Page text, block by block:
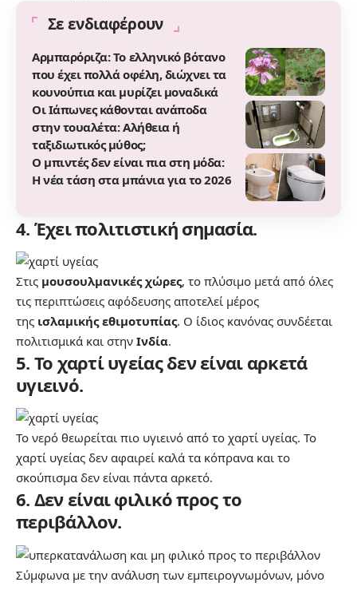
Σε ενδιαφέρουν
Αρμπαρόριζα: Το ελληνικό βότανο
που έχει πολλά οφέλη, διώχνει τα
κουνούπια και μυρίζει μοναδικά
Οι Ιάπωνες κάθονται ανάποδα
στην τουαλέτα: Αλήθεια ή
ταξιδιωτικός μύθος;
Ο μπιντές δεν είναι πια στη μόδα:
Η νέα τάση στα μπάνια για το 2026
4. Έχει πολιτιστική σημασία.
Στις μουσουλμανικές χώρες, το πλύσιμο μετά από όλες
τις περιπτώσεις αφόδευσης αποτελεί μέρος
της ισλαμικής εθιμοτυπίας. Ο ίδιος κανόνας συνδέεται
πολιτισμικά και στην Ινδία.
5. Το χαρτί υγείας δεν είναι αρκετά
υγιεινό.
Το νερό θεωρείται πιο υγιεινό από το χαρτί υγείας. Το
χαρτί υγείας δεν αφαιρεί καλά τα κόπρανα και το
σκούπισμα δεν είναι πάντα αρκετό.
6. Δεν είναι φιλικό προς το
περιβάλλον.
Σύμφωνα με την ανάλυση των εμπειρογνωμόνων, μόνο